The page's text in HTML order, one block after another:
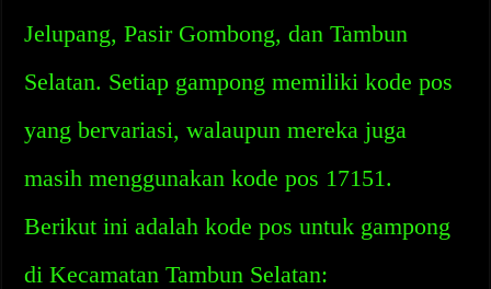
Jelupang, Pasir Gombong, dan Tambun
Selatan. Setiap gampong memiliki kode pos
yang bervariasi, walaupun mereka juga
masih menggunakan kode pos 17151.
Berikut ini adalah kode pos untuk gampong
di Kecamatan Tambun Selatan: